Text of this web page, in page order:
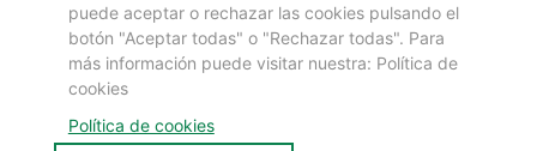
©
Todos los Derechos Reservados 2025
puede aceptar o rechazar las cookies pulsando el
botón "Aceptar todas" o "Rechazar todas". Para
más información puede visitar nuestra: Política de
cookies
Política de cookies